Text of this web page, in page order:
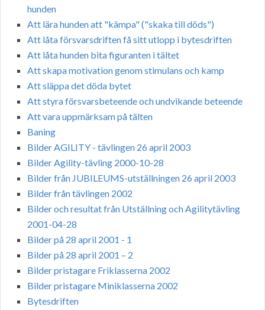
hunden
Att lära hunden att "kämpa" ("skaka till döds")
Att låta försvarsdriften få sitt utlopp i bytesdriften
Att låta hunden bita figuranten i tältet
Att skapa motivation genom stimulans och kamp
Att släppa det döda bytet
Att styra försvarsbeteende och undvikande beteende
Att vara uppmärksam på tälten
Baning
Bilder AGILITY - tävlingen 26 april 2003
Bilder Agility-tävling 2000-10-28
Bilder från JUBILEUMS-utställningen 26 april 2003
Bilder från tävlingen 2002
Bilder och resultat från Utställning och Agilitytävling
2001-04-28
Bilder på 28 april 2001 - 1
Bilder på 28 april 2001 – 2
Bilder pristagare Friklasserna 2002
Bilder pristagare Miniklasserna 2002
Bytesdriften